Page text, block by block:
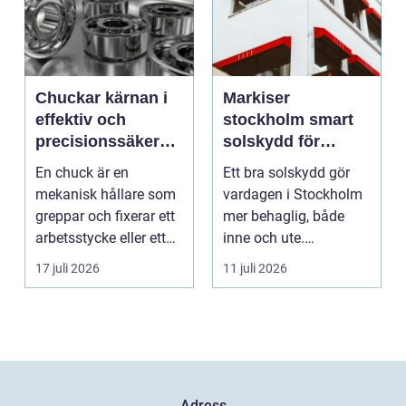
Chuckar kärnan i
effektiv och
precisionssäker
uppspänning
En chuck är en
mekanisk hållare som
greppar och fixerar ett
arbetsstycke eller ett
verktyg, oftast i...
17 juli 2026
Markiser
stockholm smart
solskydd för
stadsliv och
uteplatser
Ett bra solskydd gör
vardagen i Stockholm
mer behaglig, både
inne och ute.
Somrarna kan vara
varma, ...
11 juli 2026